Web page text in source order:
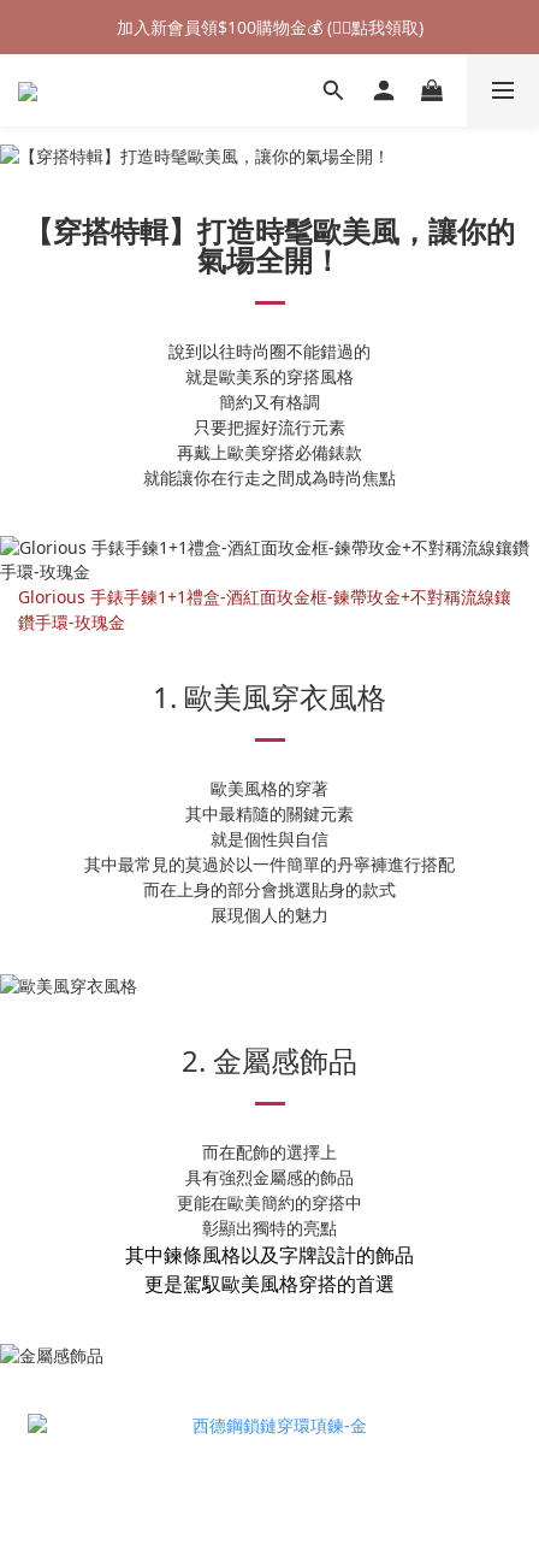
加入新會員領$100購物金💰 (👉🏻點我領取)
加入新會員領$100購物金💰 (👉🏻點我領取)
七夕情人節禮物❤85折起 (👉🏻點我探索)
【穿搭特輯】打造時髦歐美風，讓你的
氣場全開！
說到以往時尚圈不能錯過的
就是歐美系的穿搭風格
簡約又有格調
只要把握好流行元素
再戴上歐美穿搭必備錶款
就能讓你在行走之間成為時尚焦點
Glorious 手錶手鍊1+1禮盒-酒紅面玫金框-鍊帶玫金+不對稱流線鑲
鑽手環-玫瑰金
1. 歐美風穿衣風格
歐美風格的穿著
其中最精隨的關鍵元素
就是個性與自信
其中最常見的莫過於以一件簡單的丹寧褲進行搭配
而在上身的部分會挑選貼身的款式
展現個人的魅力
2. 金屬感飾品
而在配飾的選擇上
具有強烈金屬感的飾品
更能在歐美簡約的穿搭中
彰顯出獨特的亮點
其中鍊條風格以及字牌設計的飾品
更是駕馭歐美風格穿搭的首選